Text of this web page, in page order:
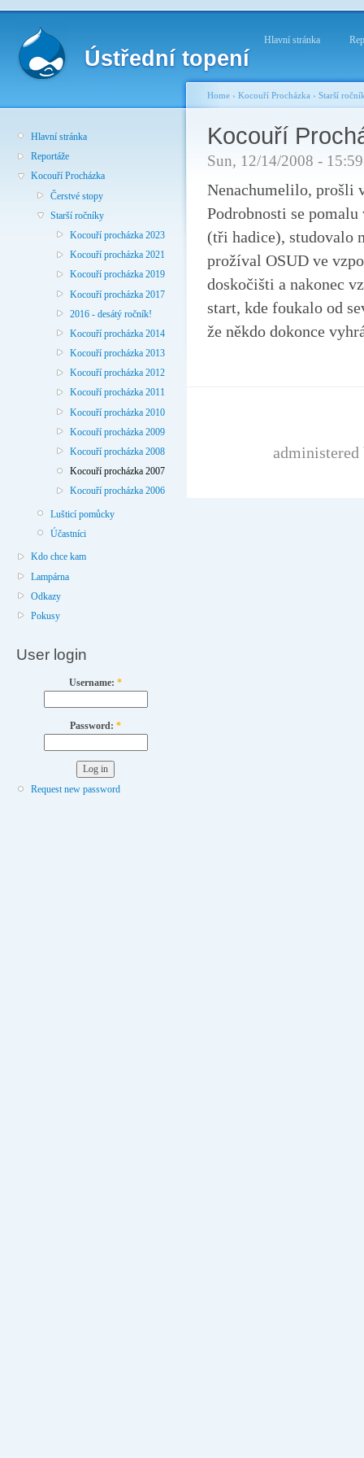
Ústřední topení
Hlavní stránka
Hlavní stránka
Reportáže
Kocouří Procházka
Čerstvé stopy
Starší ročníky
Kocouří procházka 2023
Kocouří procházka 2021
Kocouří procházka 2019
Kocouří procházka 2017
2016 - desátý ročník!
Kocouří procházka 2014
Kocouří procházka 2013
Kocouří procházka 2012
Kocouří procházka 2011
Kocouří procházka 2010
Kocouří procházka 2009
Kocouří procházka 2008
Kocouří procházka 2007
Kocouří procházka 2006
Lušticí pomůcky
Účastníci
Kdo chce kam
Lampárna
Odkazy
Pokusy
User login
Username: *
Password: *
Request new password
Home › Kocouří Procházka › Starší
Kocouří
Sun, 12/14/2008 -
Nenachumelilo, prošli
Podrobnosti se
(tři hadice), studovalo
prožíval OSUD ve
doskočišti a nakonec
start, kde foukalo od
že někdo dokonce